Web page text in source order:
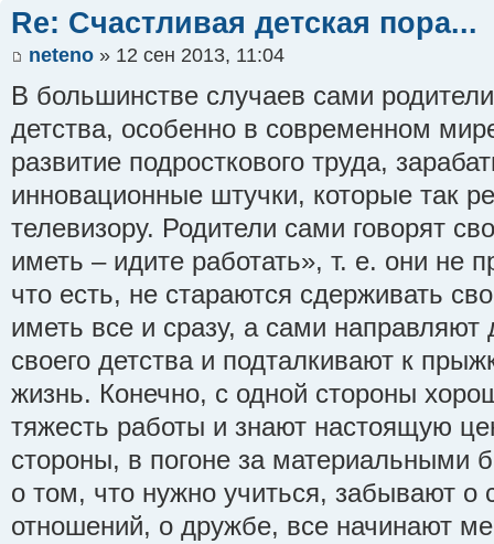
Re: Счастливая детская пора...
neteno » 12 сен 2013, 11:04
В большинстве случаев сами
детства, особенно в современном
развитие подросткового труда,
инновационные штучки, которые так
телевизору. Родители сами говорят
иметь – идите работать», т. е. они не
что есть, не стараются сдерживать
иметь все и сразу, а сами направляют
своего детства и подталкивают к
жизнь. Конечно, с одной стороны
тяжесть работы и знают настоящую
стороны, в погоне за материальными
о том, что нужно учиться, забывают о
отношений, о дружбе, все начинают